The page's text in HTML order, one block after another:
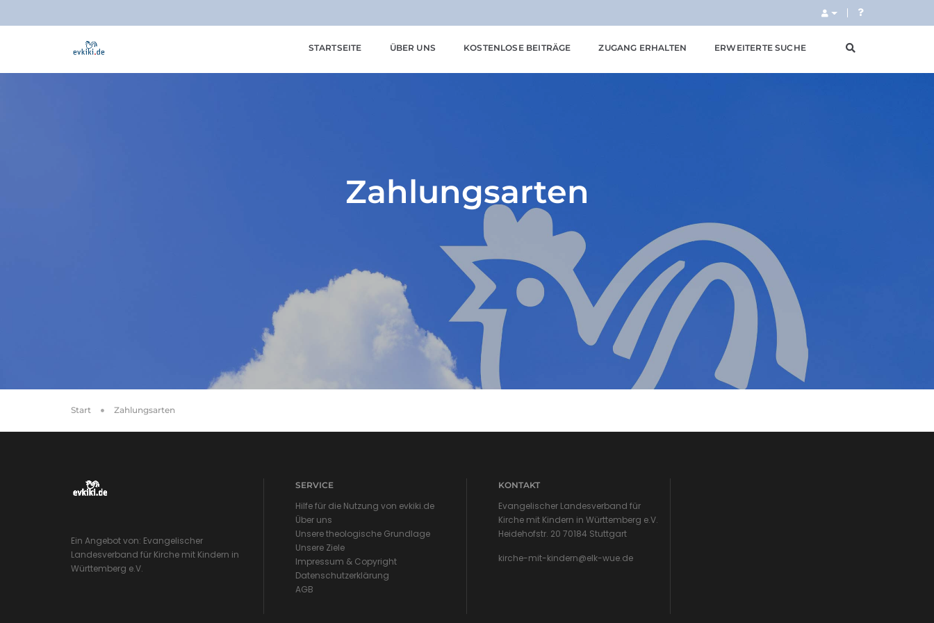
STARTSEITE ÜBER UNS KOSTENLOSE BEITRÄGE ZUGANG ERHALTEN ERWEITERTE SUCHE
Zahlungsarten
Start Zahlungsarten
Ein Angebot von: Evangelischer
Landesverband für Kirche mit Kindern in
Württemberg e.V.
SERVICE
Hilfe für die Nutzung von evkiki.de
Über uns
Unsere theologische Grundlage
Unsere Ziele
Impressum & Copyright
Datenschutzerklärung
AGB
KONTAKT
Evangelischer Landesverband für
Kirche mit Kindern in Württemberg e.V.
Heidehofstr. 20 70184 Stuttgart
kirche-mit-kindern@elk-wue.de